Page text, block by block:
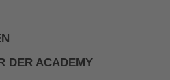
DER ACADEMY